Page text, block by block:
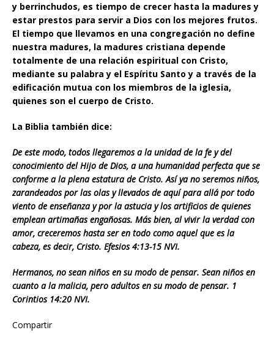
y berrinchudos, es tiempo de crecer hasta la madures y
estar prestos para servir a Dios con los mejores frutos.
El tiempo que llevamos en una congregación no define
nuestra madures, la madures cristiana depende
totalmente de una relación espiritual con Cristo,
mediante su palabra y el Espíritu Santo y a través de la
edificación mutua con los miembros de la iglesia,
quienes son el cuerpo de Cristo.
La Biblia también dice:
De este modo, todos llegaremos a la unidad de la fe y del
conocimiento del Hijo de Dios, a una humanidad perfecta que se
conforme a la plena estatura de Cristo. Así ya no seremos niños,
zarandeados por las olas y llevados de aquí para allá por todo
viento de enseñanza y por la astucia y los artificios de quienes
emplean artimañas engañosas. Más bien, al vivir la verdad con
amor, creceremos hasta ser en todo como aquel que es la
cabeza, es decir, Cristo. Efesios 4:13-15 NVI.
Hermanos, no sean niños en su modo de pensar. Sean niños en
cuanto a la malicia, pero adultos en su modo de pensar. 1
Corintios 14:20 NVI.
Compartir